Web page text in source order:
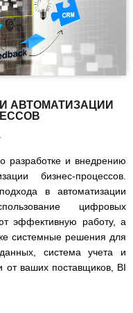
АВТОМАТИЗАЦИИ
разработке и внедрению
бизнес-процессов.
в автоматизации
цифровых
эффективную работу, а
системные решения для
система учета и
от ваших поставщиков, BI